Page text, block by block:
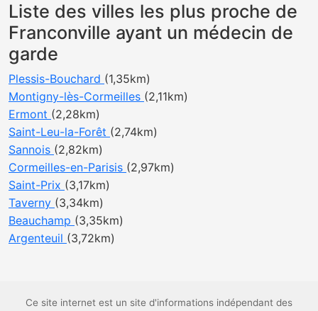
Liste des villes les plus proche de
Franconville ayant un médecin de
garde
Plessis-Bouchard (1,35km)
Montigny-lès-Cormeilles (2,11km)
Ermont (2,28km)
Saint-Leu-la-Forêt (2,74km)
Sannois (2,82km)
Cormeilles-en-Parisis (2,97km)
Saint-Prix (3,17km)
Taverny (3,34km)
Beauchamp (3,35km)
Argenteuil (3,72km)
Ce site internet est un site d'informations indépendant des